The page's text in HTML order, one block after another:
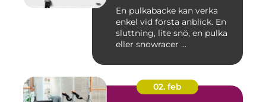
En pulkabacke kan verka
enkel vid första anblick. En
sluttning, lite snö, en pulka
eller snowracer ...
02. feb